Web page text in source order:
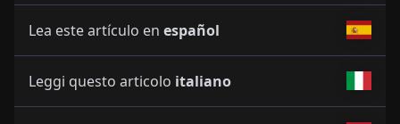
Lea este artículo en español
Leggi questo articolo italiano